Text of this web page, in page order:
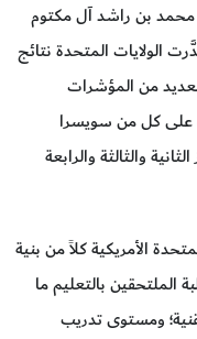
محمد بن راشد آل مكتوم
الولايات المتحدة نتائج
من المؤشرات
لتتفوق بذلك على كل من سويسرا
والثالثة والرابعة
الأمريكية كلاً من بنية
الملتحقين بالتعليم ما
ومستوى تدريب